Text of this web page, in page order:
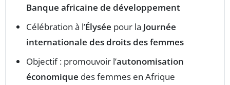
Banque africaine de développement
Célébration à l’Élysée pour la Journée
internationale des droits des femmes
Objectif : promouvoir l’autonomisation
économique des femmes en Afrique